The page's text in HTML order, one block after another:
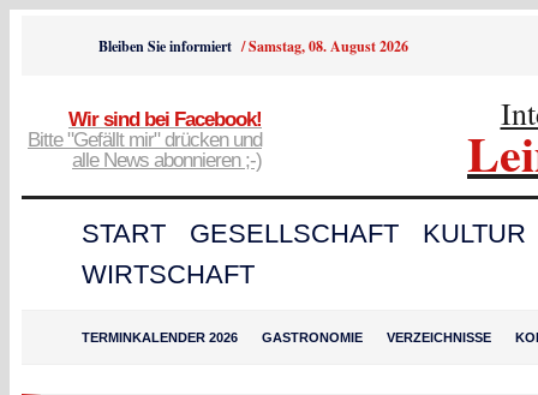
Bleiben Sie informiert /Samstag, 08. August 2026
Wir sind bei Facebook!
Bitte "Gefällt mir" drücken und
alle News abonnieren ;-)
START GESELLSCHAFT
KULTUR
WIRTSCHAFT
TERMINKALENDER 2026 GASTRONOMIE VERZEICHNISSE